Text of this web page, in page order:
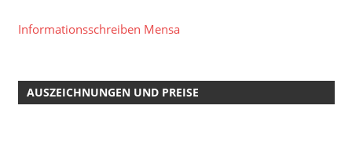
Informationsschreiben Mensa
AUSZEICHNUNGEN UND PREISE